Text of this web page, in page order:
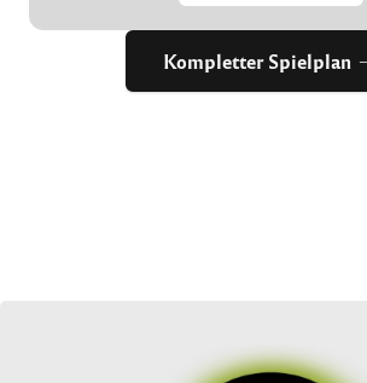
Kompletter Spielplan